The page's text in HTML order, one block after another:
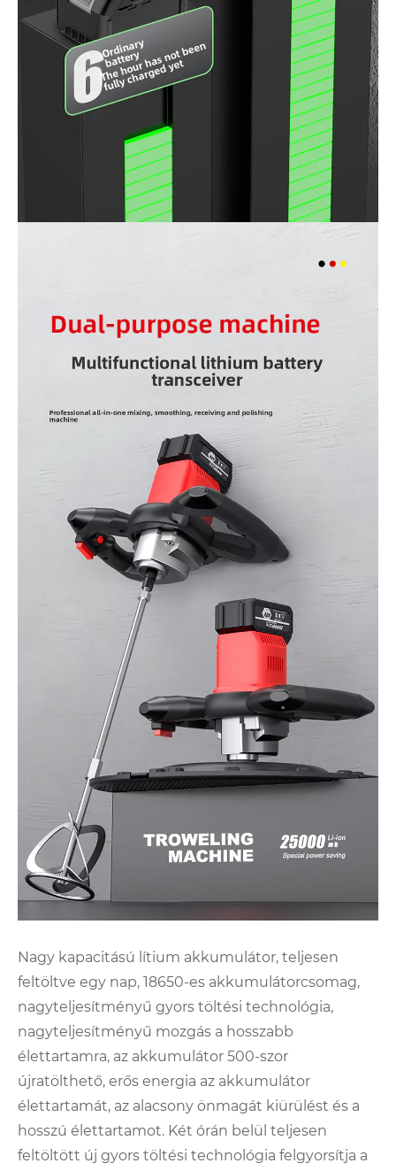
Nagy kapacitású lítium akkumulátor, teljesen
feltöltve egy nap, 18650-es akkumulátorcsomag,
nagyteljesítményű gyors töltési technológia,
nagyteljesítményű mozgás a hosszabb
élettartamra, az akkumulátor 500-szor
újratölthető, erős energia az akkumulátor
élettartamát, az alacsony önmagát kiürülést és a
hosszú élettartamot. Két órán belül teljesen
feltöltött új gyors töltési technológia felgyorsítja a